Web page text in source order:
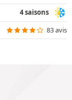
4 saisons
83 avis